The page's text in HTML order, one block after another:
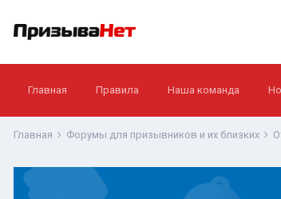
Главная Правила Наша команда
Главная Форумы для призывников и их близких